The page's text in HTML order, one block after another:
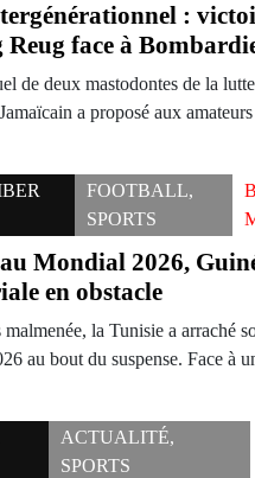
:
Reug face à
de deux mastodontes de la
a proposé aux
FOOTBALL,
SPORTS
Mondial 2026,
en obstacle
la Tunisie a arraché
au bout du suspense. Face à
ACTUALITÉ,
SPORTS